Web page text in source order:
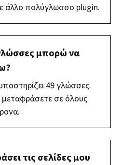
άλλο πολύγλωσσο plugin.
μπορώ να
49 γλώσσες.
μεταφράσετε σε όλους
τις σελίδες μου